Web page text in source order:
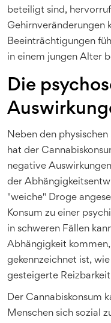
beteiligt sind,
Gehirnveränderungen
Beeinträchtigungen
in einem jungen Alter
Die
Neben den
hat der
negative
der
"weiche" Droge
Konsum zu einer
in schweren Fällen
Abhängigkeit
gekennzeichnet ist,
gesteigerte
Der Cannabiskonsum
Menschen sich sozial